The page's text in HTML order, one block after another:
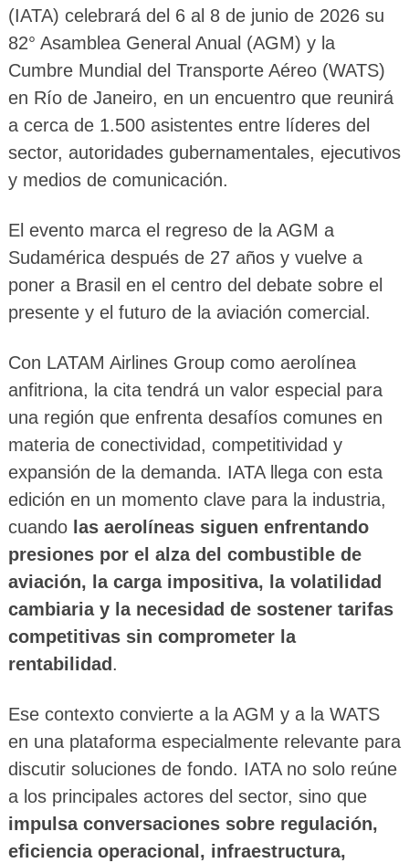
(IATA) celebrará del 6 al 8 de junio de 2026 su
82° Asamblea General Anual (AGM) y la
Cumbre Mundial del Transporte Aéreo (WATS)
en Río de Janeiro, en un encuentro que reunirá
a cerca de 1.500 asistentes entre líderes del
sector, autoridades gubernamentales, ejecutivos
y medios de comunicación.
El evento marca el regreso de la AGM a
Sudamérica después de 27 años y vuelve a
poner a Brasil en el centro del debate sobre el
presente y el futuro de la aviación comercial.
Con LATAM Airlines Group como aerolínea
anfitriona, la cita tendrá un valor especial para
una región que enfrenta desafíos comunes en
materia de conectividad, competitividad y
expansión de la demanda. IATA llega con esta
edición en un momento clave para la industria,
cuando las aerolíneas siguen enfrentando
presiones por el alza del combustible de
aviación, la carga impositiva, la volatilidad
cambiaria y la necesidad de sostener tarifas
competitivas sin comprometer la
rentabilidad.
Ese contexto convierte a la AGM y a la WATS
en una plataforma especialmente relevante para
discutir soluciones de fondo. IATA no solo reúne
a los principales actores del sector, sino que
impulsa conversaciones sobre regulación,
eficiencia operacional, infraestructura,